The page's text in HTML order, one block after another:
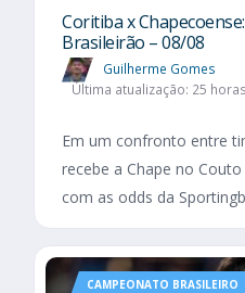
Coritiba x
Brasileirão – 08/08
Guilherme Gomes
Última atualização: 25
Em um confronto entre
recebe a Chape no
com as odds da
CAMPEONATO BRASILEIRO